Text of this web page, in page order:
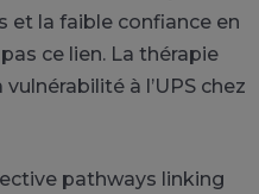
et la faible confiance en
ce lien. La thérapie
à l’UPS chez
pathways linking